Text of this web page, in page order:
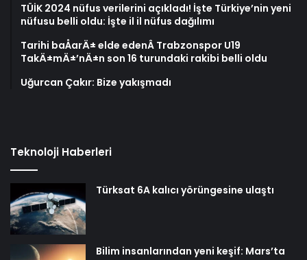
TÜİK 2024 nüfus verilerini açıkladı! İşte Türkiye’nin yeni
nüfusu belli oldu: İşte il il nüfus dağılımı
Tarihi baÅarÄ± elde edenÂ Trabzonspor U19
TakÄ±mÄ±’nÄ±n son 16 turundaki rakibi belli oldu
Uğurcan Çakır: Bize yakışmadı
Teknoloji Haberleri
Türksat 6A kalıcı yörüngesine ulaştı
Bilim insanlarından yeni keşif: Mars’ta